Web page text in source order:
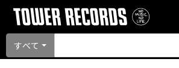
すべて